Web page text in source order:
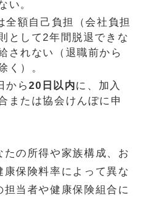
い。
全額自己負担（会社負担
として2年間脱退できな
されない（退職前から
く）。
から20日以内に、加入
または協会けんぽに申
の所得や家族構成、お
保険料率によって異な
担当者や健康保険組合に